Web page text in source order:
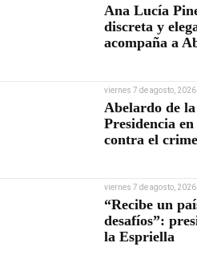
Ana Lucía
discreta y
acompaña a
viernes 7 de agosto, 2026
Abelardo de
Presidencia
contra el
viernes 7 de agosto, 2026
“Recibe un
desafíos”:
la Espriella